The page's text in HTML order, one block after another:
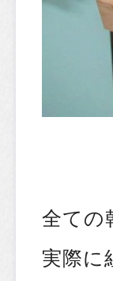
全ての
実際に